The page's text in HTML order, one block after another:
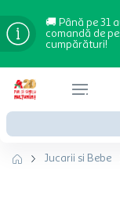
🚚 Până pe 31
comandă de
cumpărături!
Jucarii si Bebe